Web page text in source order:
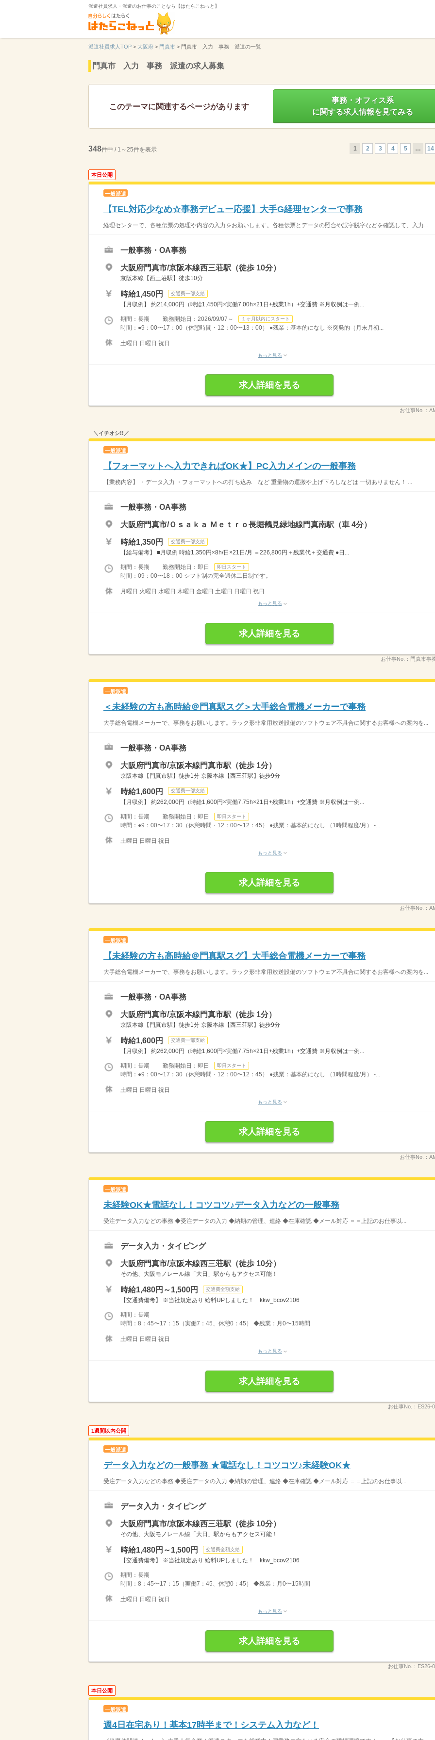
派遣社員求人・派遣のお仕事のことなら【はたらこねっと】
派遣社員求人TOP > 大阪府 > 門真市 > 門真市 入力 事務 派遣の一覧
門真市 入力 事務 派遣の求人募集
このテーマに関連するページがあります
事務・オフィス系
に関する求人情報を見てみる
348件中 / 1～25件を表示 1 2 3 4 5 … 14
本日公開
一般派遣
【TEL対応少なめ☆事務デビュー応援】大手G経理センターで事務
経理センターで、各種伝票の処理や内容の入力をお願いします。各種伝票とデータの照合や誤字脱字などを確認して、入力...
一般事務・OA事務
大阪府門真市/京阪本線西三荘駅（徒歩 10分）
京阪本線【西三荘駅】徒歩10分
時給1,450円 交通費一部支給
【月収例】 約214,000円（時給1,450円×実働7.00h×21日+残業1h）+交通費 ※月収例は一例...
期間：長期 勤務開始日：2026/09/07～ １ヶ月以内にスタート
時間：●9：00〜17：00（休憩時間・12：00〜13：00） ●残業：基本的になし ※突発的（月末月初...
土曜日 日曜日 祝日
もっと見る
求人詳細を見る
お仕事No.：
＼イチオシ!!／
一般派遣
【フォーマットへ入力できればOK★】PC入力メインの一般事務
【業務内容】 ・データ入力 ・フォーマットへの打ち込み など 重量物の運搬や上げ下ろしなどは 一切ありません！ ...
一般事務・OA事務
大阪府門真市/Ｏｓａｋａ Ｍｅｔｒｏ長堀鶴見緑地線門真南駅（車 4分）
時給1,350円 交通費一部支給
【給与備考】 ■月収例 時給1,350円×8h/日×21日/月 ＝226,800円＋残業代＋交通費 ●日...
期間：長期 勤務開始日：即日 即日スタート
時間：09：00〜18：00 シフト制の完全週休二日制です。
月曜日 火曜日 水曜日 木曜日 金曜日 土曜日 日曜日 祝日
もっと見る
求人詳細を見る
お仕事No.： 門真市事
一般派遣
＜未経験の方も高時給＠門真駅スグ＞大手総合電機メーカーで事務
大手総合電機メーカーで、事務をお願いします。ラック形非常用放送設備のソフトウェア不具合に関するお客様への案内を...
一般事務・OA事務
大阪府門真市/京阪本線門真市駅（徒歩 1分）
京阪本線【門真市駅】徒歩1分 京阪本線【西三荘駅】徒歩9分
時給1,600円 交通費一部支給
【月収例】 約262,000円（時給1,600円×実働7.75h×21日+残業1h）+交通費 ※月収例は一例...
期間：長期 勤務開始日：即日 即日スタート
時間：●9：00〜17：30（休憩時間・12：00〜12：45） ●残業：基本的になし （1時間程度/月） -...
土曜日 日曜日 祝日
もっと見る
求人詳細を見る
お仕事No.：
一般派遣
【未経験の方も高時給＠門真駅スグ】大手総合電機メーカーで事務
大手総合電機メーカーで、事務をお願いします。ラック形非常用放送設備のソフトウェア不具合に関するお客様への案内を...
一般事務・OA事務
大阪府門真市/京阪本線門真市駅（徒歩 1分）
京阪本線【門真市駅】徒歩1分 京阪本線【西三荘駅】徒歩9分
時給1,600円 交通費一部支給
【月収例】 約262,000円（時給1,600円×実働7.75h×21日+残業1h）+交通費 ※月収例は一例...
期間：長期 勤務開始日：即日 即日スタート
時間：●9：00〜17：30（休憩時間・12：00〜12：45） ●残業：基本的になし （1時間程度/月） -...
土曜日 日曜日 祝日
もっと見る
求人詳細を見る
お仕事No.：
一般派遣
未経験OK★電話なし！コツコツ♪データ入力などの一般事務
受注データ入力などの事務 ◆受注データの入力 ◆納期の管理、連絡 ◆在庫確認 ◆メール対応 ＝＝上記のお仕事以...
データ入力・タイピング
大阪府門真市/京阪本線西三荘駅（徒歩 10分）
その他、大阪モノレール線「大日」駅からもアクセス可能！
時給1,480円～1,500円 交通費全額支給
【交通費備考】 ※当社規定あり 給料UPしました！ kkw_bcov2106
期間：長期
時間：8：45〜17：15（実働7：45、休憩0：45） ◆残業：月0〜15時間
土曜日 日曜日 祝日
もっと見る
求人詳細を見る
お仕事No.： ES26-
1週間以内公開
一般派遣
データ入力などの一般事務 ★電話なし！コツコツ♪未経験OK★
受注データ入力などの事務 ◆受注データの入力 ◆納期の管理、連絡 ◆在庫確認 ◆メール対応 ＝＝上記のお仕事以...
データ入力・タイピング
大阪府門真市/京阪本線西三荘駅（徒歩 10分）
その他、大阪モノレール線「大日」駅からもアクセス可能！
時給1,480円～1,500円 交通費全額支給
【交通費備考】 ※当社規定あり 給料UPしました！ kkw_bcov2106
期間：長期
時間：8：45〜17：15（実働7：45、休憩0：45） ◆残業：月0〜15時間
土曜日 日曜日 祝日
もっと見る
求人詳細を見る
お仕事No.： ES26-
本日公開
一般派遣
週4日在宅あり！基本17時半まで！システム入力など！